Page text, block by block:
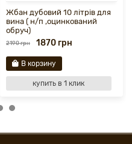
Жбан дубовий 10 літрів для
вина ( н/п ,оцинкований
обруч)
2190 грн 1870 грн
В корзину
купить в 1 клик